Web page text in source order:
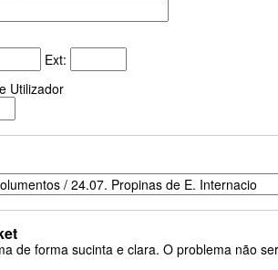
Ext:
Utilizador
de forma sucinta e clara. O problema não